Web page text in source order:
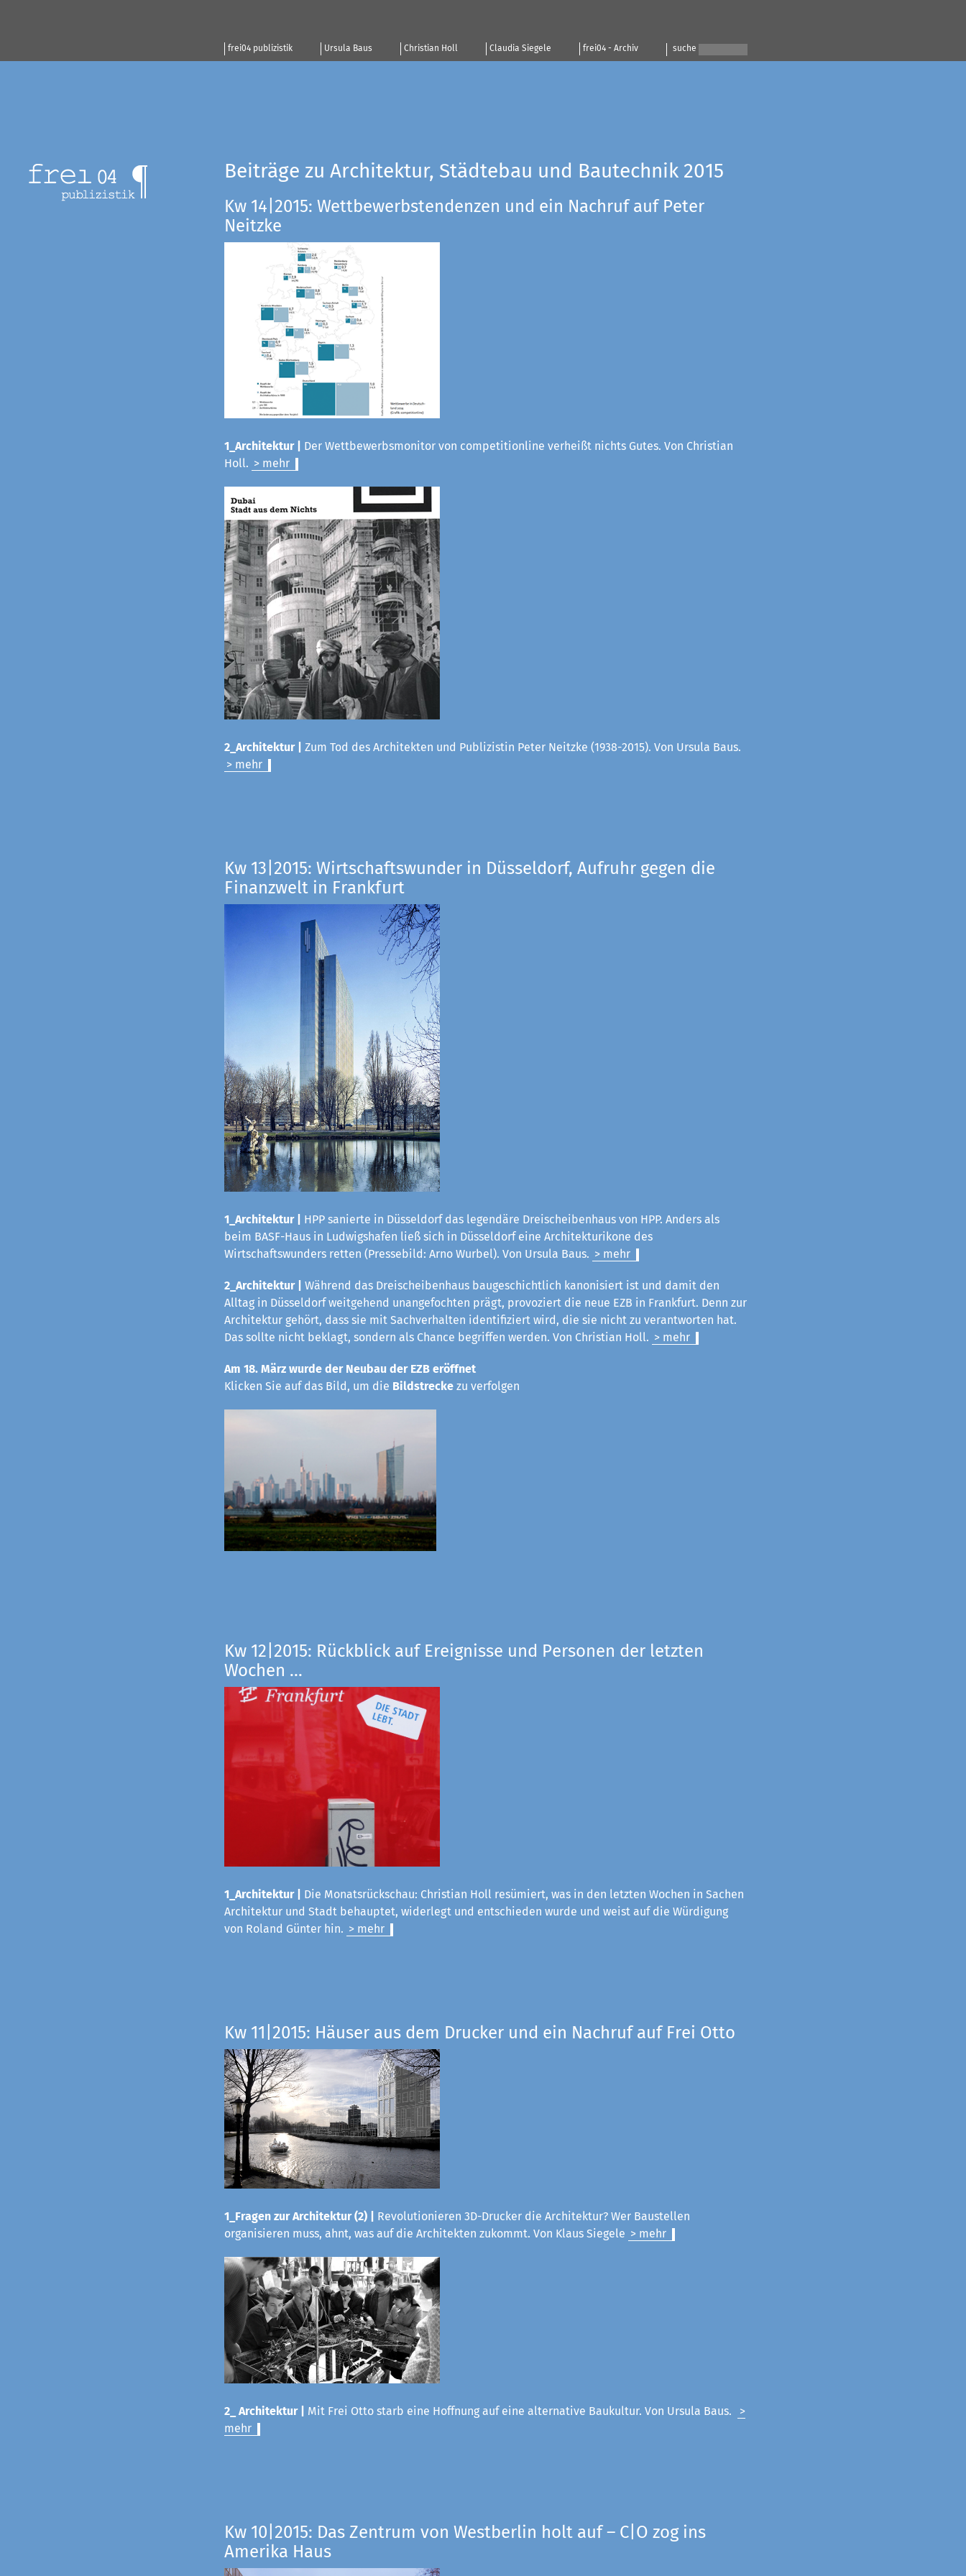
frei04 publizistik Ursula Baus Christian Holl Claudia Siegele frei04 - Archiv suche
Beiträge zu Architektur, Städtebau und Bautechnik 2015
Kw 14|2015: Wettbewerbstendenzen und ein Nachruf auf Peter
Neitzke
1_Architektur |
Der Wettbewerbsmonitor von competitionline verheißt nichts Gutes. Von Christian
Holl. > mehr
2_Architektur |
Zum Tod des Architekten und Publizistin Peter Neitzke (1938-2015). Von Ursula Baus.
> mehr
Kw 13|2015: Wirtschaftswunder in Düsseldorf, Aufruhr gegen die
Finanzwelt in Frankfurt
1_Architektur |
HPP sanierte in Düsseldorf das legendäre Dreischeibenhaus von HPP. Anders als
beim BASF-Haus in Ludwigshafen ließ sich in Düsseldorf eine Architekturikone des
Wirtschaftswunders retten (Pressebild: Arno Wurbel). Von Ursula Baus. > mehr
2_Architektur |
Während das Dreischeibenhaus baugeschichtlich kanonisiert ist und damit den
Alltag in Düsseldorf weitgehend unangefochten prägt, provoziert die neue EZB in Frankfurt. Denn zur
Architektur gehört, dass sie mit Sachverhalten identifiziert wird, die sie nicht zu verantworten hat.
Das sollte nicht beklagt, sondern als Chance begriffen werden. Von Christian Holl. > mehr
Am 18. März wurde der Neubau der EZB eröffnet
Klicken Sie auf das Bild, um die Bildstrecke zu verfolgen
Kw 12|2015: Rückblick auf Ereignisse und Personen der letzten
Wochen ...
1_Architektur|
Die Monatsrückschau: Christian Holl resümiert, was in den letzten Wochen in Sachen
Architektur und Stadt behauptet, widerlegt und entschieden wurde und weist auf die Würdigung
von Roland Günter hin. > mehr
Kw 11|2015: Häuser aus dem Drucker und ein Nachruf auf Frei Otto
1_Fragen zur Architektur (2) |
Revolutionieren 3D-Drucker die Architektur? Wer Baustellen
organisieren muss, ahnt, was auf die Architekten zukommt. Von Klaus Siegele > mehr
2_ Architektur | Mit Frei Otto starb eine Hoffnung auf eine alternative Baukultur. Von Ursula Baus.
>
mehr
Kw 10|2015: Das Zentrum von Westberlin holt auf – C|O zog ins
Amerika Haus